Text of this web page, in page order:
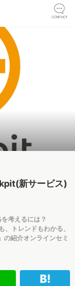
新サービス)
考えるには？
トレンドもわかる、
紹介オンラインセミ